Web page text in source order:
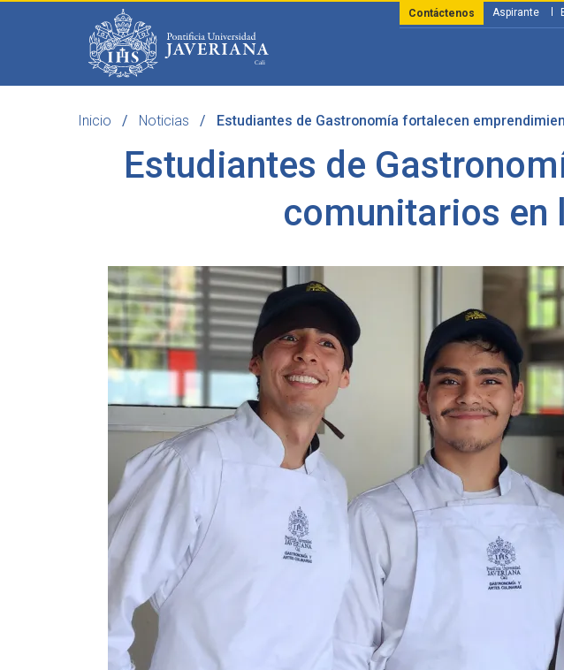
Aspirante
Contáctenos
Inicio Noticias Estudiantes de Gastronomía fortalecen
Estudiantes de
comunitarios en